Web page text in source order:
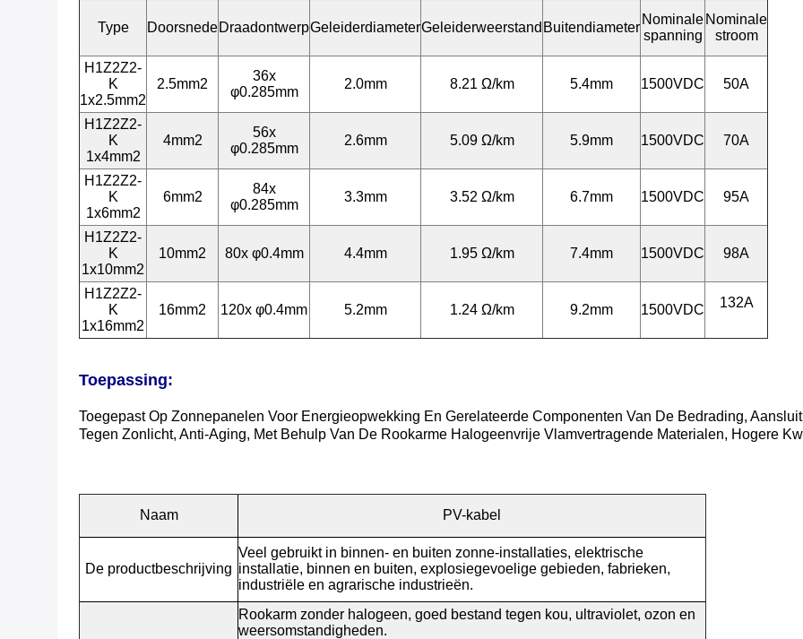
Type DoorsnedeDraadontwerpGeleiderdiameterGeleiderweerstand Buitendiameter
Nominale
spanning
Nominale
stroom
H1Z2Z2-
K
1x2.5mm2
2.5mm2
36x
φ0.285mm
2.0mm 8.21 Ω/km 5.4mm 1500VDC 50A
H1Z2Z2-
K
1x4mm2
4mm2
56x
φ0.285mm
2.6mm 5.09 Ω/km 5.9mm 1500VDC 70A
H1Z2Z2-
K
1x6mm2
6mm2
84x
φ0.285mm
3.3mm 3.52 Ω/km 6.7mm 1500VDC 95A
H1Z2Z2-
K
1x10mm2
10mm2 80x φ0.4mm 4.4mm 1.95 Ω/km 7.4mm 1500VDC 98A
H1Z2Z2-
K
1x16mm2
16mm2 120x φ0.4mm 5.2mm 1.24 Ω/km 9.2mm 1500VDC 132A
Toepassing:
Toegepast Op Zonnepanelen Voor Energieopwekking En Gerelateerde Componenten Van De Bedrading,
Tegen Zonlicht, Anti-Aging, Met Behulp Van De Rookarme Halogeenvrije Vlamvertragende Materialen, Hogere
Naam PV-kabel
De productbeschrijving
Veel gebruikt in binnen- en buiten zonne-installaties, elektrische
installatie, binnen en buiten, explosiegevoelige gebieden, fabrieken,
industriële en agrarische industrieën.
Rookarm zonder halogeen, goed bestand tegen kou, ultraviolet, ozon en
weersomstandigheden.